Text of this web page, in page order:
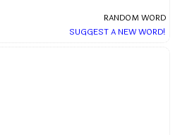
RANDOM WORD
SUGGEST A NEW WORD!